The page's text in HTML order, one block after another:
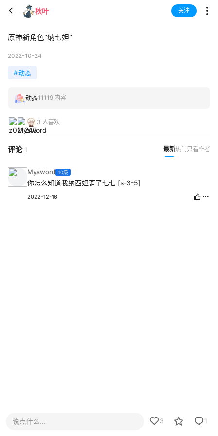
秋叶 关注
原神新角色"纳七妲"
2022-10-24
#动态
动态11119 内容
3 人喜欢
评论 1 最新热门 只看作者
Mysword 10级
你怎么知道我纳西妲歪了七七 [s-3-5]
2022-12-16
说点什么... 3 1